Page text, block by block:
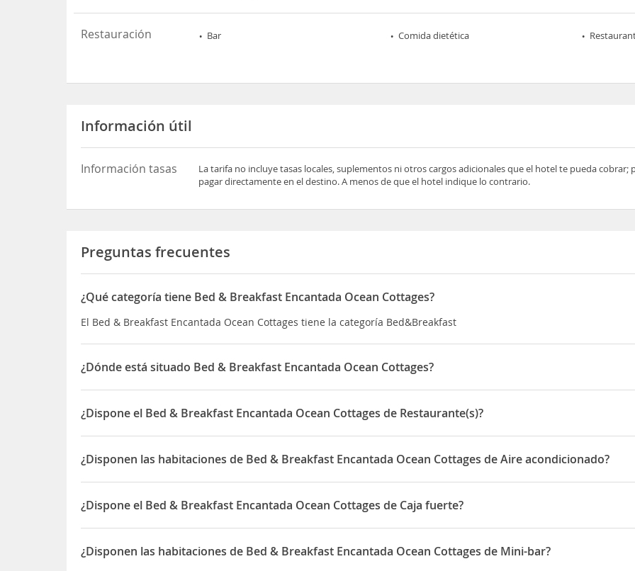
Restauración Bar Comida dietética
Información útil
Información tasas
La tarifa no incluye tasas locales, suplementos ni otros cargos adicionales que el hotel te pueda cobrar;
pagar directamente en el destino. A menos de que el hotel indique lo contrario.
Preguntas frecuentes
¿Qué categoría tiene Bed & Breakfast Encantada Ocean Cottages?
El Bed & Breakfast Encantada Ocean Cottages tiene la categoría Bed&Breakfast
¿Dónde está situado Bed & Breakfast Encantada Ocean Cottages?
El Bed & Breakfast Encantada Ocean Cottages está situado en Entrance to Monterey Del Mar off Highway 34,
¿Dispone el Bed & Breakfast Encantada Ocean Cottages de Restaurante(s)?
Sí, el Bed & Breakfast Encantada Ocean Cottages dispone de Restaurante(s)
¿Disponen las habitaciones de Bed & Breakfast Encantada Ocean Cottages de Aire acondicionado?
Sí, las habitaciones del Bed & Breakfast Encantada Ocean Cottages disponen de Aire acondicionado
¿Dispone el Bed & Breakfast Encantada Ocean Cottages de Caja fuerte?
Sí, el Bed & Breakfast Encantada Ocean Cottages dispone de Caja fuerte
¿Disponen las habitaciones de Bed & Breakfast Encantada Ocean Cottages de Mini-bar?